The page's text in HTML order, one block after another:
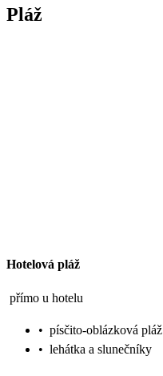
Pláž
Hotelová pláž
přímo u hotelu
• písčito-oblázková pláž
• lehátka a slunečníky